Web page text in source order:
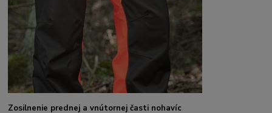
Zosilnenie prednej a vnútornej časti nohavíc